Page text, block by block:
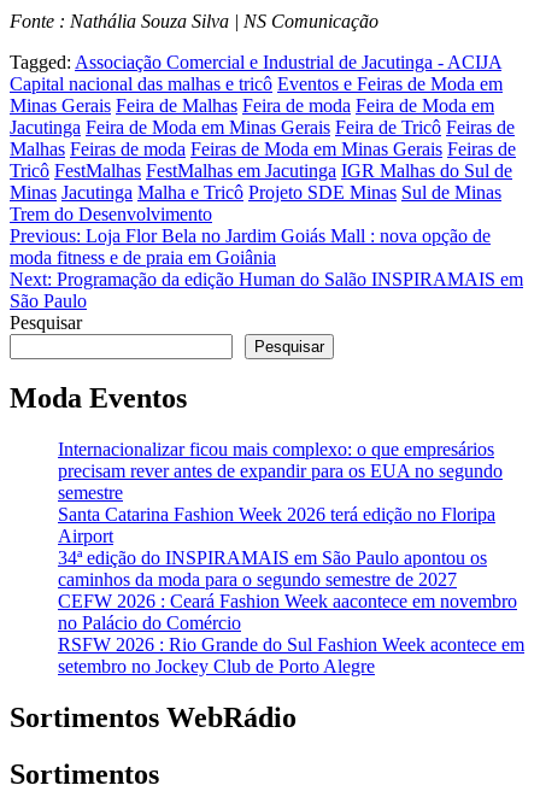
Fonte : Nathália Souza Silva | NS Comunicação
Tagged: Associação Comercial e Industrial de Jacutinga - ACIJA
Capital nacional das malhas e tricô Eventos e Feiras de Moda em
Minas Gerais Feira de Malhas Feira de moda Feira de Moda em
Jacutinga Feira de Moda em Minas Gerais Feira de Tricô Feiras de
Malhas Feiras de moda Feiras de Moda em Minas Gerais Feiras de
Tricô FestMalhas FestMalhas em Jacutinga IGR Malhas do Sul de
Minas Jacutinga Malha e Tricô Projeto SDE Minas Sul de Minas
Trem do Desenvolvimento
Navegação
de
Post
Previous: Loja Flor Bela no Jardim Goiás Mall : nova opção de
moda fitness e de praia em Goiânia
Next: Programação da edição Human do Salão INSPIRAMAIS em
São Paulo
Pesquisar
Pesquisar
Moda Eventos
Internacionalizar ficou mais complexo: o que empresários
precisam rever antes de expandir para os EUA no segundo
semestre
Santa Catarina Fashion Week 2026 terá edição no Floripa
Airport
34ª edição do INSPIRAMAIS em São Paulo apontou os
caminhos da moda para o segundo semestre de 2027
CEFW 2026 : Ceará Fashion Week aacontece em novembro
no Palácio do Comércio
RSFW 2026 : Rio Grande do Sul Fashion Week acontece em
setembro no Jockey Club de Porto Alegre
Sortimentos WebRádio
Sortimentos